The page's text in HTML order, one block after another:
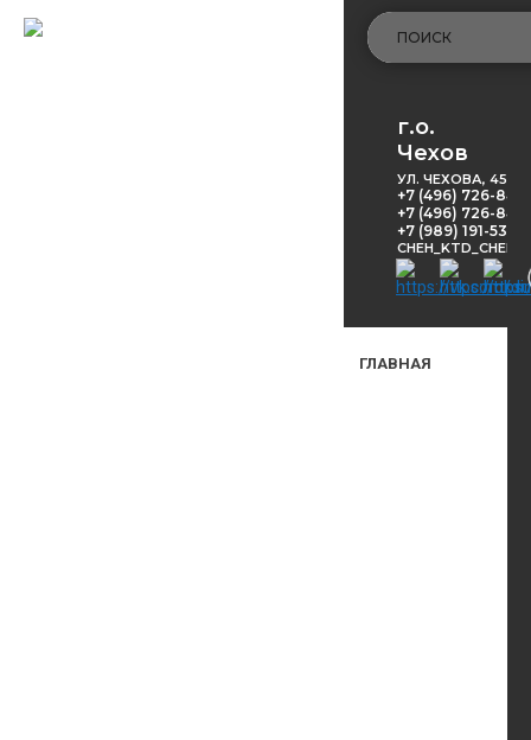
г.о.
Чехов
УЛ. ЧЕХОВА, 45
+7 (496) 726-
+7 (496) 726-
+7 (989) 191-53-
ГЛАВНАЯ